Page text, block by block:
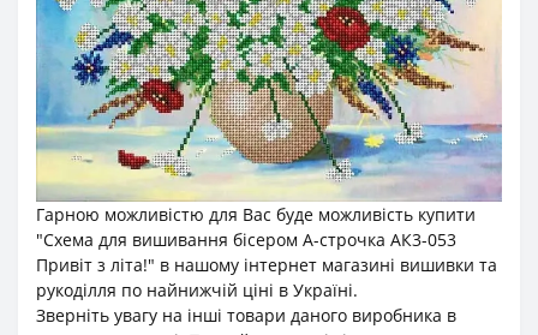
Гарною можливістю для Вас буде можливість купити
"Схема для вишивання бісером А-строчка АК3-053
Привіт з літа!" в нашому інтернет магазині вишивки та
рукоділля по найнижчій ціні в Україні.
Зверніть увагу на інші товари даного виробника в